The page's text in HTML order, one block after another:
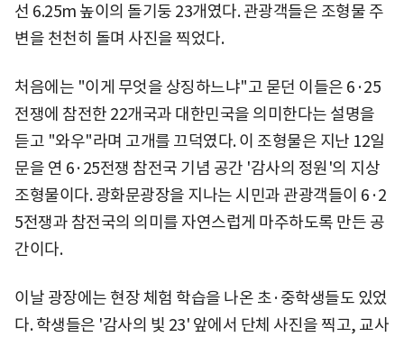
선 6.25m 높이의 돌기둥 23개였다. 관광객들은 조형물 주
변을 천천히 돌며 사진을 찍었다.
처음에는 "이게 무엇을 상징하느냐"고 묻던 이들은 6·25
전쟁에 참전한 22개국과 대한민국을 의미한다는 설명을
듣고 "와우"라며 고개를 끄덕였다. 이 조형물은 지난 12일
문을 연 6·25전쟁 참전국 기념 공간 '감사의 정원'의 지상
조형물이다. 광화문광장을 지나는 시민과 관광객들이 6·2
5전쟁과 참전국의 의미를 자연스럽게 마주하도록 만든 공
간이다.
이날 광장에는 현장 체험 학습을 나온 초·중학생들도 있었
다. 학생들은 '감사의 빛 23' 앞에서 단체 사진을 찍고, 교사